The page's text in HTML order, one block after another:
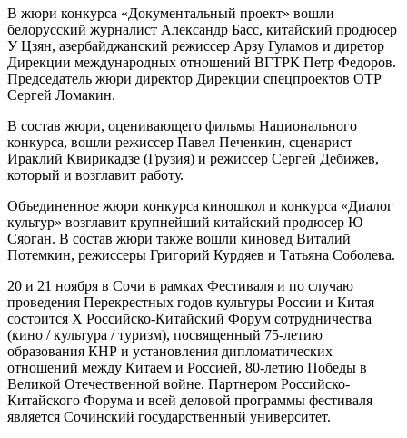
В жюри конкурса «Документальный проект» вошли
белорусский журналист Александр Басс, китайский продюсер
У Цзян, азербайджанский режиссер Арзу Гуламов и диретор
Дирекции международных отношений ВГТРК Петр Федоров.
Председатель жюри директор Дирекции спецпроектов ОТР
Сергей Ломакин.
В состав жюри, оценивающего фильмы Национального
конкурса, вошли режиссер Павел Печенкин, сценарист
Ираклий Квирикадзе (Грузия) и режиссер Сергей Дебижев,
который и возглавит работу.
Объединенное жюри конкурса киношкол и конкурса «Диалог
культур» возглавит крупнейший китайский продюсер Ю
Сяоган. В состав жюри также вошли киновед Виталий
Потемкин, режиссеры Григорий Курдяев и Татьяна Соболева.
20 и 21 ноября в Сочи в рамках Фестиваля и по случаю
проведения Перекрестных годов культуры России и Китая
состоится X Российско-Китайский Форум сотрудничества
(кино / культура / туризм), посвященный 75-летию
образования КНР и установления дипломатических
отношений между Китаем и Россией, 80-летию Победы в
Великой Отечественной войне. Партнером Российско-
Китайского Форума и всей деловой программы фестиваля
является Сочинский государственный университет.